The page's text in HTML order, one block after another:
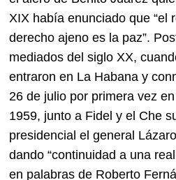
XIX había enunciado que “el
derecho ajeno es la paz”.
mediados del siglo XX,
entraron en La Habana y
26 de julio por primera vez
1959, junto a Fidel y el Che
presidencial el general
dando “continuidad a una
en palabras de Roberto